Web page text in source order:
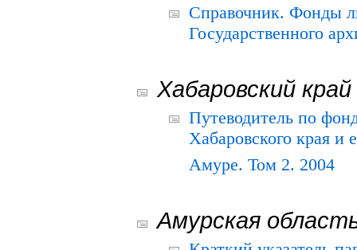
Справочник. Фонды
Государственного
Хабаровский край
Путеводитель по
Хабаровского края и
Амуре. Том 2. 2004
Амурская